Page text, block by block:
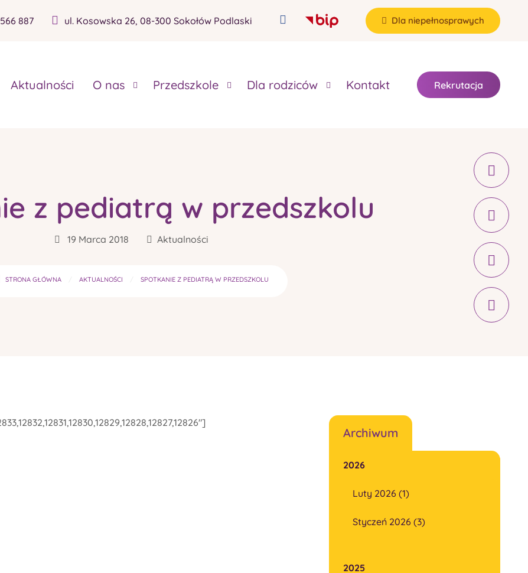
887 ul. Kosowska 26, 08-300 Sokołów Podlaski Dla niepełnosprawych
Aktualności O nas Przedszkole Dla rodziców Kontakt Rekrutacja
z pediatrą w przedszkolu
19 Marca 2018 Aktualności
STRONA GŁÓWNA AKTUALNOŚCI SPOTKANIE Z PEDIATRĄ W PRZEDSZKOLU
Archiwum
2026
Luty 2026 (1)
Styczeń 2026 (3)
2025